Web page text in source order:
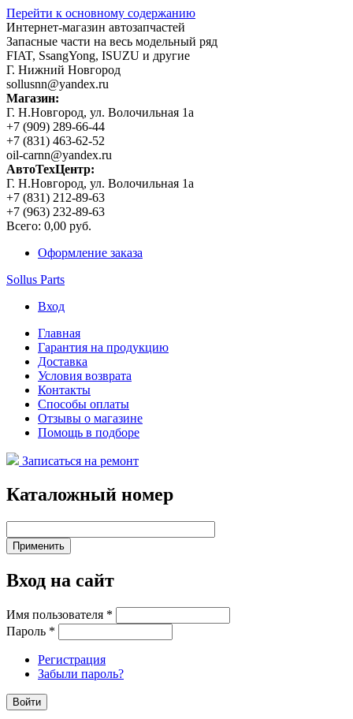
Перейти к основному содержанию
Интернет-магазин автозапчастей
Запасные части на весь модельный ряд
FIAT, SsangYong, ISUZU и другие
Г. Нижний Новгород
sollusnn@yandex.ru
Магазин:
Г. Н.Новгород, ул. Волочильная 1а
+7 (909) 289-66-44
+7 (831) 463-62-52
oil-carnn@yandex.ru
АвтоТехЦентр:
Г. Н.Новгород, ул. Волочильная 1а
+7 (831) 212-89-63
+7 (963) 232-89-63
Всего: 0,00 руб.
Оформление заказа
Sollus Parts
Вход
Главная
Гарантия на продукцию
Доставка
Условия возврата
Контакты
Способы оплаты
Отзывы о магазине
Помощь в подборе
Записаться на ремонт
Каталожный номер
Вход на сайт
Имя пользователя *
Пароль *
Регистрация
Забыли пароль?